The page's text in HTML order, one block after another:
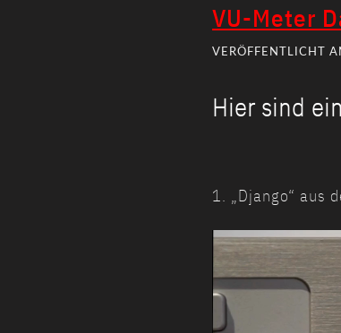
VU-Meter
VERÖFFENTLICHT
Hier sind
1. „Django“ aus
Video-
Player